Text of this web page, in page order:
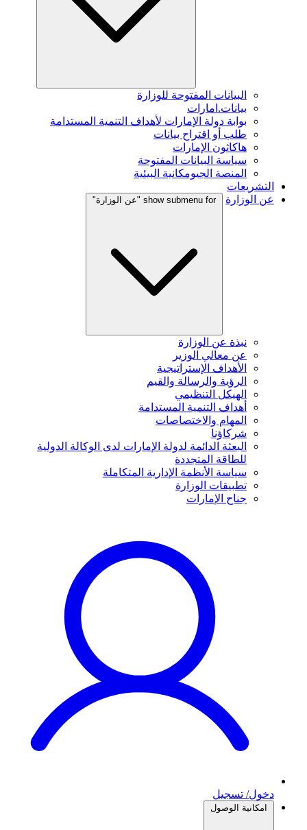
البيانات المفتوحة للوزارة
بيانات.امارات
بوابة دولة الإمارات لأهداف التنمية المستدامة
طلب أو اقتراح بيانات
هاكاثون الإمارات
سياسة البيانات المفتوحة
المنصة الجيومكانية البيئية
التشريعات
عن الوزارة
show submenu for "عن الوزارة"
نبذة عن الوزارة
عن معالي الوزير
الأهداف الإستراتيجية
الرؤية والرسالة والقيم
الهيكل التنظيمي
أهداف التنمية المستدامة
المهام والاختصاصات
شركاؤنا
البعثة الدائمة لدولة الإمارات لدى الوكالة الدولية
للطاقة المتجددة
سياسة الأنظمة الإدارية المتكاملة
تطبيقات الوزارة
جناح الإمارات
دخول/ تسجيل
امكانية الوصول